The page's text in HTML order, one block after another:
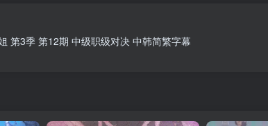
第3季 第12期 中级职级对决 中韩简繁字幕